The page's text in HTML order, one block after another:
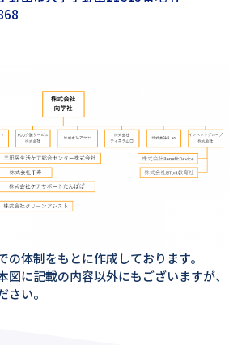
の体制をもとに作成しております。
図に記載の内容以外にもございますが、
い。